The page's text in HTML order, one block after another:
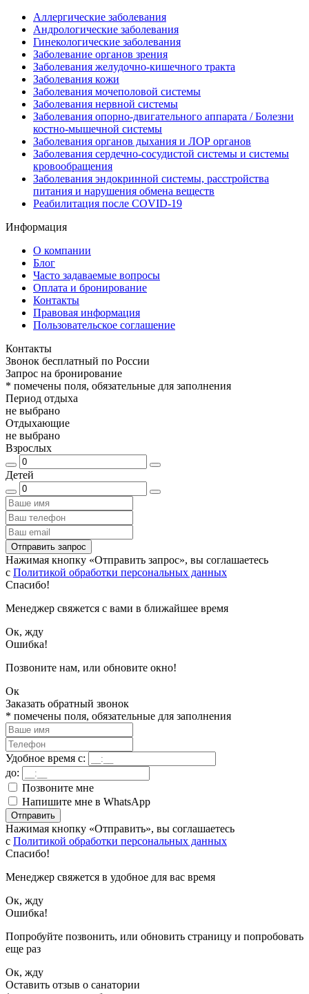
Аллергические заболевания
Андрологические заболевания
Гинекологические заболевания
Заболевание органов зрения
Заболевания желудочно-кишечного тракта
Заболевания кожи
Заболевания мочеполовой системы
Заболевания нервной системы
Заболевания опорно-двигательного аппарата / Болезни
костно-мышечной системы
Заболевания органов дыхания и ЛОР органов
Заболевания сердечно-сосудистой системы и системы
кровообращения
Заболевания эндокринной системы, расстройства
питания и нарушения обмена веществ
Реабилитация после COVID-19
Информация
О компании
Блог
Часто задаваемые вопросы
Оплата и бронирование
Контакты
Правовая информация
Пользовательское соглашение
Контакты
Звонок бесплатный по России
Запрос на бронирование
* помечены поля, обязательные для заполнения
Период отдыха
не выбрано
Отдыхающие
не выбрано
Взрослых
Детей
Отправить запрос
Нажимая кнопку «Отправить запрос», вы соглашаетесь
с Политикой обработки персональных данных
Спасибо!
Менеджер свяжется с вами в ближайшее время
Ок, жду
Ошибка!
Позвоните нам, или обновите окно!
Ок
Заказать обратный звонок
* помечены поля, обязательные для заполнения
Удобное время с:
до:
Позвоните мне
Напишите мне в WhatsApp
Отправить
Нажимая кнопку «Отправить», вы соглашаетесь
с Политикой обработки персональных данных
Спасибо!
Менеджер свяжется в удобное для вас время
Ок, жду
Ошибка!
Попробуйте позвонить, или обновить страницу и попробовать
еще раз
Ок, жду
Оставить отзыв о санатории